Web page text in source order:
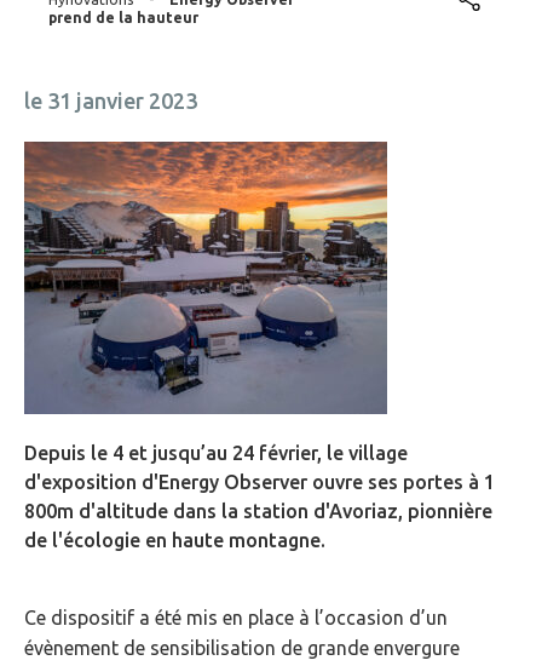
prend de la hauteur
le 31 janvier 2023
Depuis le 4 et jusqu’au 24 février, le village
d'exposition d'Energy Observer ouvre ses portes à 1
800m d'altitude dans la station d'Avoriaz, pionnière
de l'écologie en haute montagne.
Ce dispositif a été mis en place à l’occasion d’un
évènement de sensibilisation de grande envergure